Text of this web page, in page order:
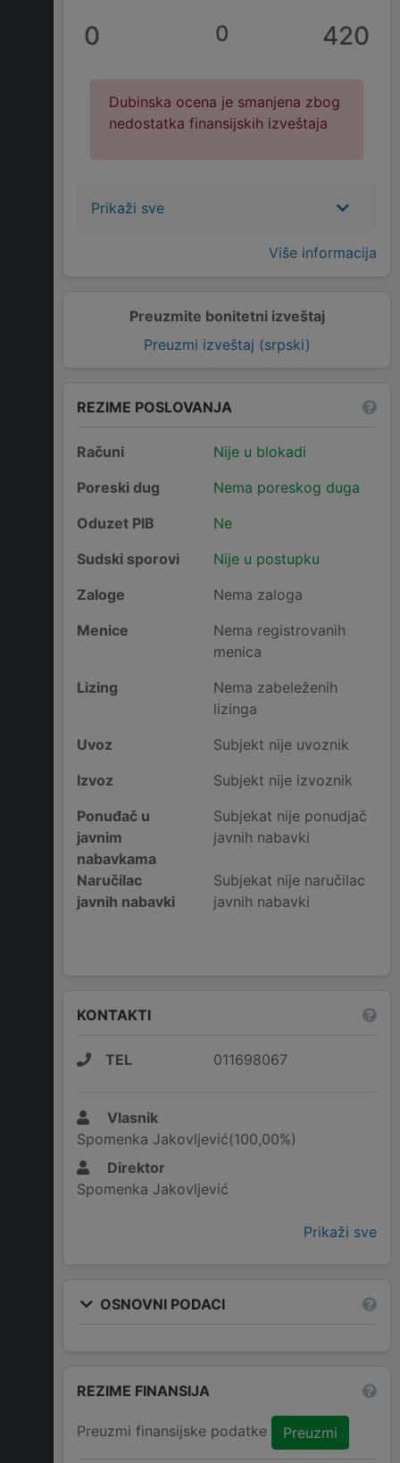
Preuzmite bonitetni izveštaj
Preuzmi izveštaj (srpski)
0 0 420
Dubinska ocena je smanjena zbog
nedostatka finansijskih izveštaja
Prikaži sve
Više informacija
REZIME POSLOVANJA
Računi
Nije u blokadi
Poreski dug
Nema poreskog duga
Oduzet PIB
Ne
Sudski sporovi
Nije u postupku
Zaloge
Nema zaloga
Menice
Nema registrovanih
menica
Lizing
Nema zabeleženih
lizinga
Uvoz
Subjekt nije uvoznik
Izvoz
Subjekt nije izvoznik
Ponuđač u
javnim
nabavkama
Subjekat nije ponudjač
javnih nabavki
Naručilac
javnih nabavki
Subjekat nije naručilac
javnih nabavki
KONTAKTI
TEL 011698067
Vlasnik
Spomenka Jakovljević(100,00%)
Direktor
Spomenka Jakovljević
Prikaži sve
OSNOVNI PODACI
REZIME FINANSIJA
Preuzmi finansijske podatke Preuzmi